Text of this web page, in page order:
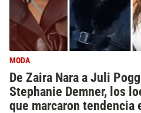
MODA
De Zaira Nara a Juli
Stephanie Demner, los
que marcaron tendencia